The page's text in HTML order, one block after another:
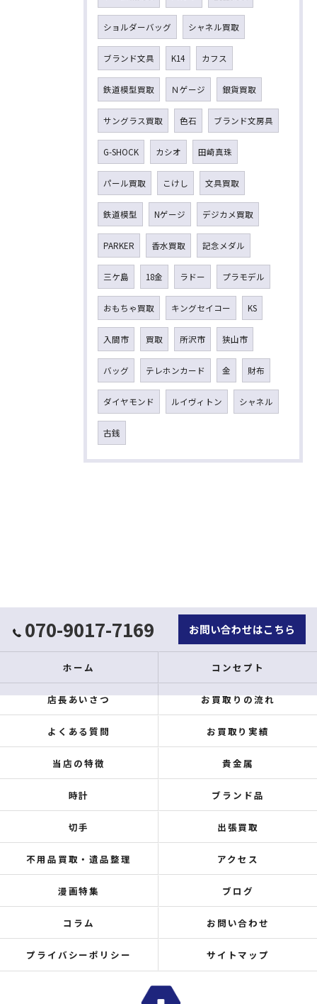
ショルダーバッグ シャネル買取
ブランド文具 K14 カフス
鉄道模型買取 Ｎゲージ 銀貨買取
サングラス買取 色石 ブランド文房具
G-SHOCK カシオ 田崎真珠
パール買取 こけし 文具買取
鉄道模型 Nゲージ デジカメ買取
PARKER 香水買取 記念メダル
三ケ島 18金 ラドー プラモデル
おもちゃ買取 キングセイコー KS
入間市 買取 所沢市 狭山市
バッグ テレホンカード 金 財布
ダイヤモンド ルイヴィトン シャネル
古銭
070-9017-7169 お問い合わせはこちら
ホーム コンセプト
店長あいさつ お買取りの流れ
よくある質問 お買取り実績
当店の特徴 貴金属
時計 ブランド品
切手 出張買取
不用品買取・遺品整理 アクセス
漫画特集 ブログ
コラム お問い合わせ
プライバシーポリシー サイトマップ